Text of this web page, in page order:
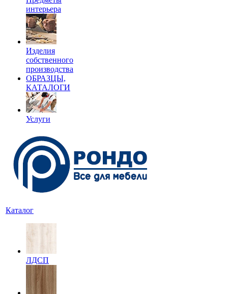
интерьера
Изделия
собственного
производства
ОБРАЗЦЫ,
КАТАЛОГИ
Услуги
Каталог
ЛДСП